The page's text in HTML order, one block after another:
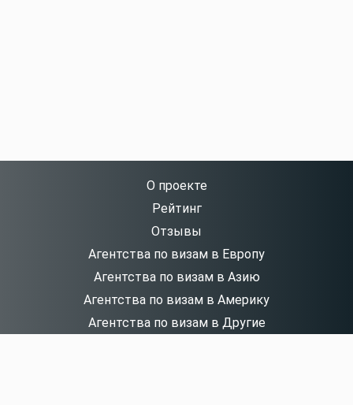
О проекте
Рейтинг
Отзывы
Агентства по визам в Европу
Агентства по визам в Азию
Агентства по визам в Америку
Агентства по визам в Другие